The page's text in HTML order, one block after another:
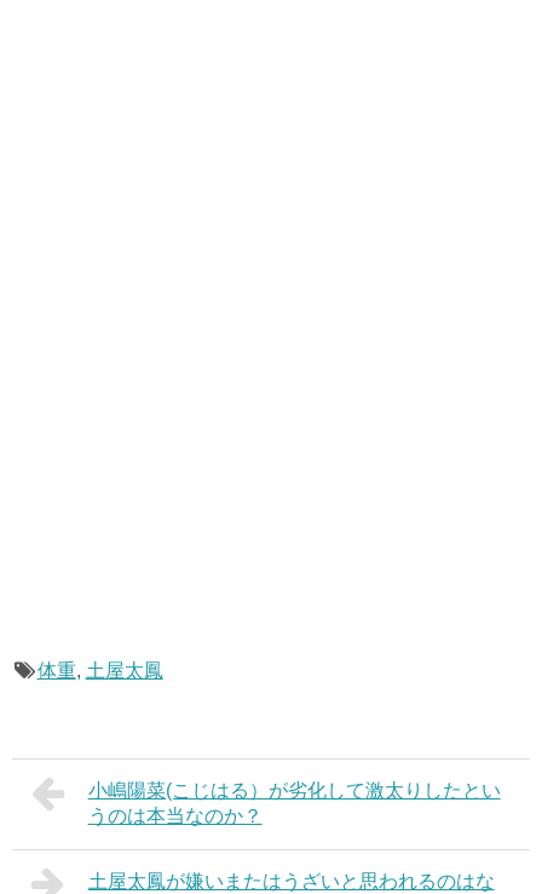
体重, 土屋太鳳
小嶋陽菜(こじはる）が劣化して激太りしたとい
うのは本当なのか？
土屋太鳳が嫌いまたはうざいと思われるのはな